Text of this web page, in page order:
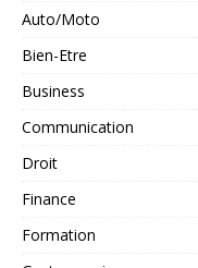
Auto/Moto
Bien-Etre
Business
Communication
Droit
Finance
Formation